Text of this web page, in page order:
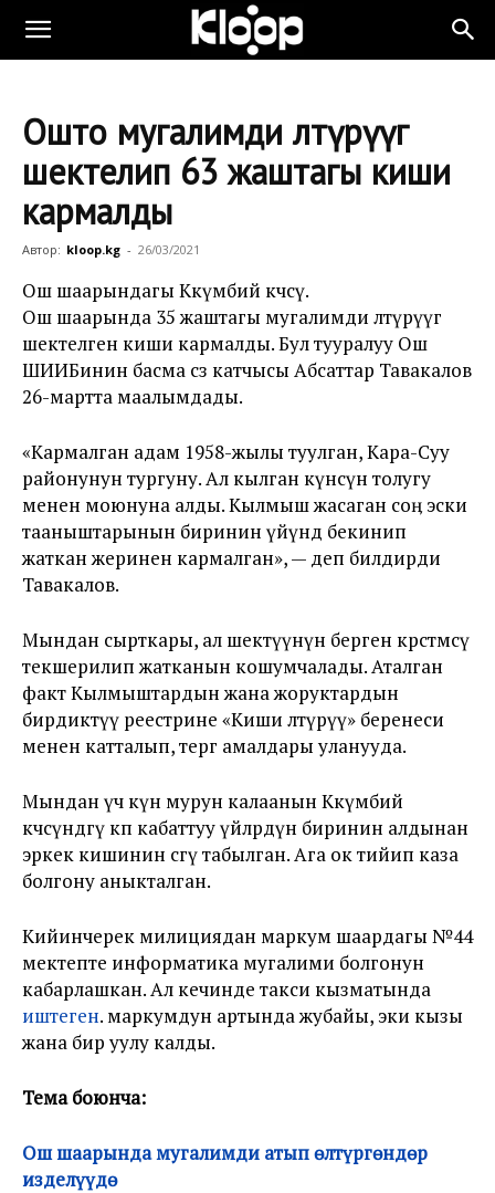
Ошто мугалимди өлтүрүүгө
шектелип 63 жаштагы киши
кармалды
Автор: kloop.kg - 26/03/2021
Ош шаарындагы Көкүмбий көчөсү.
Ош шаарында 35 жаштагы мугалимди өлтүрүүгө
шектелген киши кармалды. Бул тууралуу Ош
ШИИБинин басма сөз катчысы Абсаттар Тавакалов
26-мартта маалымдады.
«Кармалган адам 1958-жылы туулган, Кара-Суу
районунун тургуну. Ал кылган күнөөсүн толугу
менен моюнуна алды. Кылмыш жасаган соӊ эски
тааныштарынын биринин үйүндө бекинип
жаткан жеринен кармалган», — деп билдирди
Тавакалов.
Мындан сырткары, ал шектүүнүн берген көрсөтмөсү
текшерилип жатканын кошумчалады. Аталган
факт Кылмыштардын жана жоруктардын
бирдиктүү реестрине «Киши өлтүрүү» беренеси
менен катталып, тергөө амалдары уланууда.
Мындан үч күн мурун калаанын Көкүмбий
көчөсүндөгү көп кабаттуу үйлөрдүн биринин алдынан
эркек кишинин сөөгү табылган. Ага ок тийип каза
болгону аныкталган.
Кийинчерек милициядан маркум шаардагы №44
мектепте информатика мугалими болгонун
кабарлашкан. Ал кечинде такси кызматында
иштеген. маркумдун артында жубайы, эки кызы
жана бир уулу калды.
Тема боюнча:
Ош шаарында мугалимди атып өлтүргөндөр
изделүүдө